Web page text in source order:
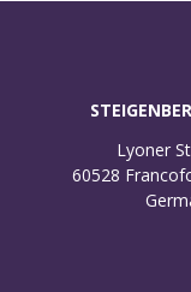
Lyoner
60528